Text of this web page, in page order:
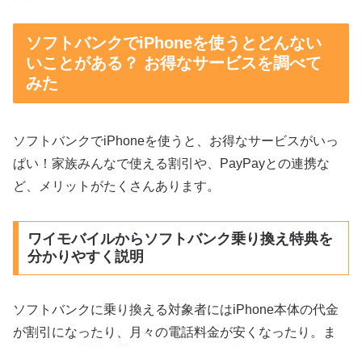
ソフトバンクでiPhoneを使うとどんない
いことがある？ お得なサービスを調べて
みた
ソフトバンクでiPhoneを使うと、お得なサービスがいっ
ぱい！家族みんなで使える割引や、PayPayとの連携な
ど、メリットがたくさんあります。
ワイモバイルからソフトバンク乗り換え特典を
分かりやすく説明
ソフトバンクに乗り換える対象者にはiPhone本体の代金
が割引になったり、月々の電話料金が安くなったり。ま